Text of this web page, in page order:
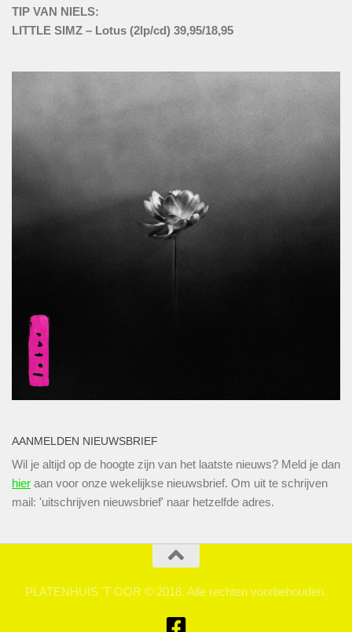
TIP VAN NIELS:
LITTLE SIMZ – Lotus (2lp/cd) 39,95/18,95
AANMELDEN NIEUWSBRIEF
Wil je altijd op de hoogte zijn van het laatste nieuws? Meld je dan
hier aan voor onze wekelijkse nieuwsbrief. Om uit te schrijven
mail: 'uitschrijven nieuwsbrief' naar hetzelfde adres.
PLATENHUIS 'T OOR © 2018. Alle rechten voorbehouden.